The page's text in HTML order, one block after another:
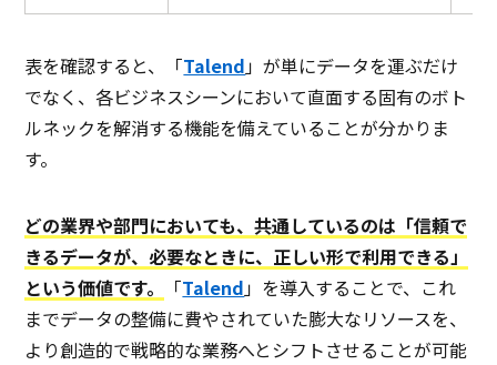
表を確認すると、「Talend 」が単にデータを運ぶだけ
でなく、各ビジネスシーンにおいて直面する固有のボト
ルネックを解消する機能を備えていることが分かりま
す。
どの業界や部門においても、共通しているのは「信頼で
きるデータが、必要なときに、正しい形で利用できる」
という価値です。
「Talend 」を導入することで、これ
までデータの整備に費やされていた膨大なリソースを、
より創造的で戦略的な業務へとシフトさせることが可能